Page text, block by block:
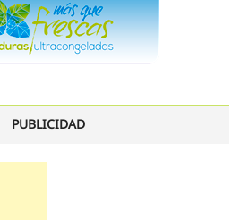
PUBLICIDAD